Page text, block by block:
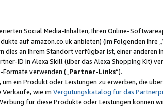
Social Media-Inhalten, Ihren Online-
auf amazon.co.uk anbieten) (im Folgenden Ihre „
dies an Ihrem Standort verfügbar ist, einer anderen
ID in Alexa Skill (über das Alexa Shopping Kit)
verwenden („ Partner-Links“).
ein Produkt oder Leistungen zu erwerben, die
wie im Vergütungskatalog für das
für diese Produkte oder Leistungen können